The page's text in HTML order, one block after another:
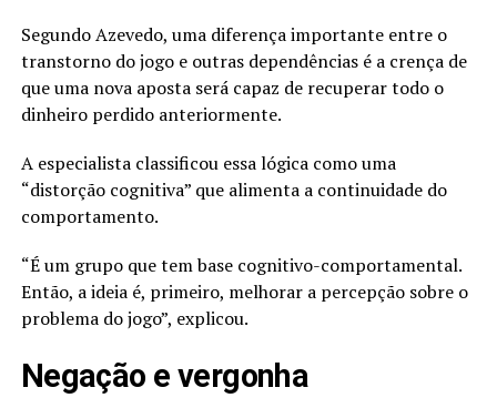
Segundo Azevedo, uma diferença importante entre o
transtorno do jogo e outras dependências é a crença de
que uma nova aposta será capaz de recuperar todo o
dinheiro perdido anteriormente.
A especialista classificou essa lógica como uma
“distorção cognitiva” que alimenta a continuidade do
comportamento.
“É um grupo que tem base cognitivo-comportamental.
Então, a ideia é, primeiro, melhorar a percepção sobre o
problema do jogo”, explicou.
Negação e vergonha